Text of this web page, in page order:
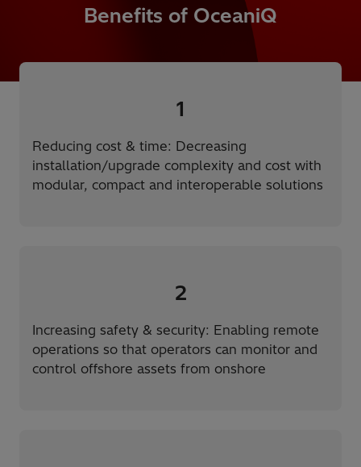
Benefits of OceaniQ
1
Reducing cost & time: Decreasing
installation/upgrade complexity and cost with
modular, compact and interoperable solutions
2
Increasing safety & security: Enabling remote
operations so that operators can monitor and
control offshore assets from onshore